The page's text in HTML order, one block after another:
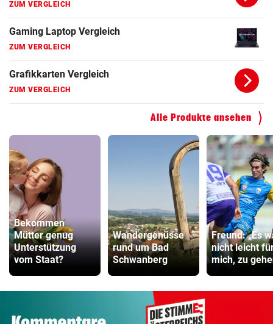
ZUM VERGLEICH
Gaming Laptop Vergleich
ZUM VERGLEICH
Grafikkarten Vergleich
ZUM VERGLEICH
Alle Produkte ansehen
Bekommen
Mütter genug
Unterstützung
vom Staat?
Wandergenüsse
rund um Bad
Schwanberg
Freund: „Es
nicht leicht
mich, zu